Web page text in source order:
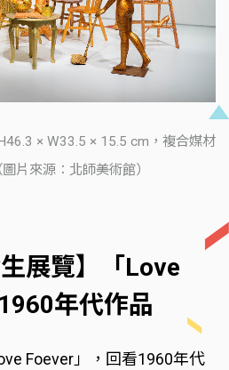
× W33.5 × 15.5 cm，複合媒材
片來源：北師美術館）
展覽】「Love
年代作品
Foever」，回看1960年代